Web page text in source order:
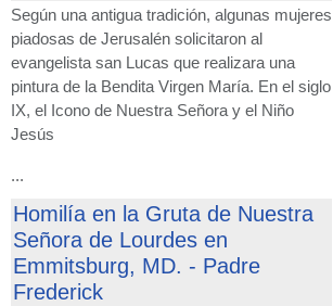
Según una antigua tradición, algunas mujeres
piadosas de Jerusalén solicitaron al
evangelista san Lucas que realizara una
pintura de la Bendita Virgen María. En el siglo
IX, el Icono de Nuestra Señora y el Niño
Jesús
...
Homilía en la Gruta de Nuestra
Señora de Lourdes en
Emmitsburg, MD. - Padre
Frederick